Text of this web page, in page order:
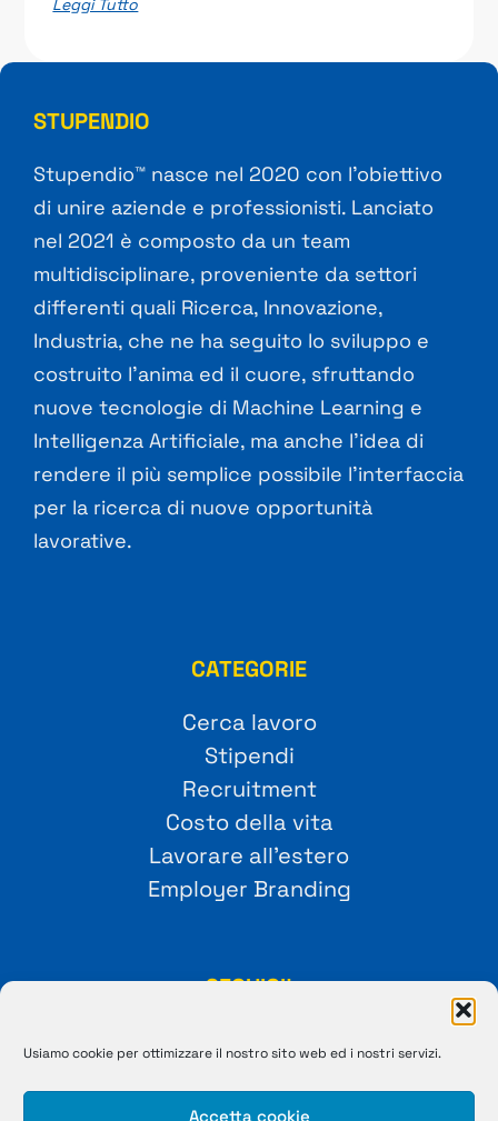
Usiamo cookie per ottimizzare il nostro sito web ed i nostri servizi.
Accetta cookie
Leggi Tutto
STUPENDIO
Stupendio™ nasce nel 2020 con l’obiettivo
di unire aziende e professionisti. Lanciato
nel 2021 è composto da un team
multidisciplinare, proveniente da settori
differenti quali Ricerca, Innovazione,
Industria, che ne ha seguito lo sviluppo e
costruito l’anima ed il cuore, sfruttando
nuove tecnologie di Machine Learning e
Intelligenza Artificiale, ma anche l’idea di
rendere il più semplice possibile l’interfaccia
per la ricerca di nuove opportunità
lavorative.
CATEGORIE
Cerca lavoro
Stipendi
Recruitment
Costo della vita
Lavorare all’estero
Employer Branding
SEGUICI!